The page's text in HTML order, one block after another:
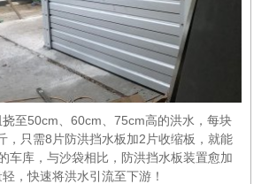
至50cm、60cm、75cm高的洪水，每块
，只需8片防洪挡水板加2片收缩板，就能
车库，与沙袋相比，防洪挡水板装置愈加
，快速将洪水引流至下游！